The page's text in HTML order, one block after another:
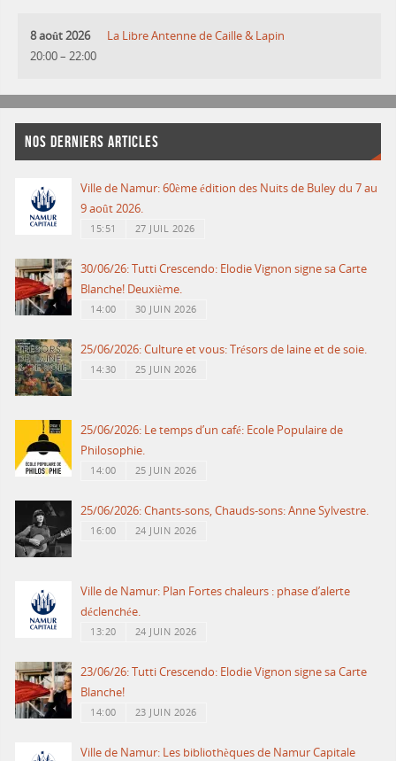
8 août 2026
20:00– 22:00
La Libre Antenne de Caille & Lapin
NOS DERNIERS ARTICLES
Ville de Namur: 60ème édition des Nuits de Buley du 7 au
9 août 2026.
15:51 27 JUIL 2026
30/06/26: Tutti Crescendo: Elodie Vignon signe sa Carte
Blanche! Deuxième.
14:00 30 JUIN 2026
25/06/2026: Culture et vous: Trésors de laine et de soie.
14:30 25 JUIN 2026
25/06/2026: Le temps d’un café: Ecole Populaire de
Philosophie.
14:00 25 JUIN 2026
25/06/2026: Chants-sons, Chauds-sons: Anne Sylvestre.
16:00 24 JUIN 2026
Ville de Namur: Plan Fortes chaleurs : phase d’alerte
déclenchée.
13:20 24 JUIN 2026
23/06/26: Tutti Crescendo: Elodie Vignon signe sa Carte
Blanche!
14:00 23 JUIN 2026
Ville de Namur: Les bibliothèques de Namur Capitale